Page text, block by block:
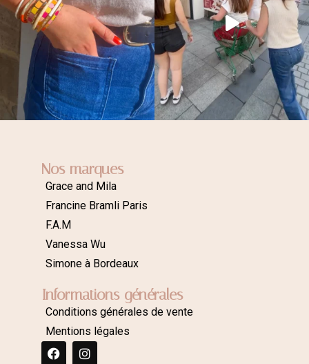
Nos marques
Grace and Mila
Francine Bramli Paris
F.A.M
Vanessa Wu
Simone à Bordeaux
Informations générales
Conditions générales de vente
Mentions légales